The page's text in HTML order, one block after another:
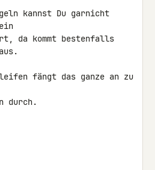
kannst Du garnicht
da kommt bestenfalls
fängt das ganze an zu
durch.